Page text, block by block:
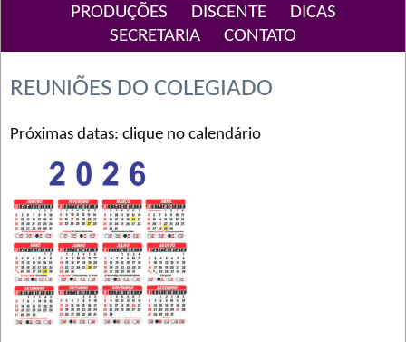
PRODUÇÕES
DISCENTE
DICAS
SECRETARIA
CONTATO
REUNIÕES DO COLEGIADO
Próximas datas: clique no calendário